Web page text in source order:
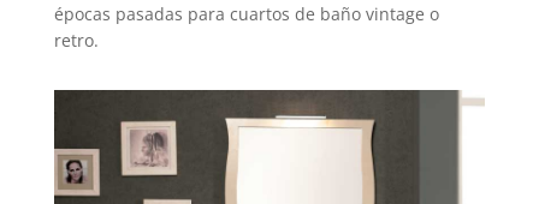
épocas pasadas para cuartos de baño vintage o
retro.